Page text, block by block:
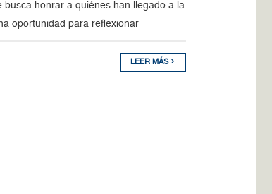
busca honrar a quiénes han llegado a la
oportunidad para reflexionar
LEER MÁS